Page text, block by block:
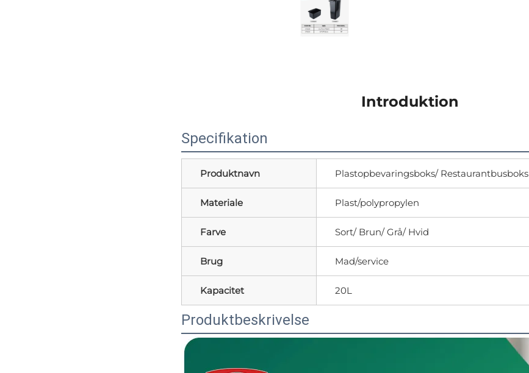
Introduktion
Specifikation
Produktnavn Plastopbevaringsboks/ Restaurantbusboks
Materiale Plast/polypropylen
Farve Sort/ Brun/ Grå/ Hvid
Brug Mad/service
Kapacitet 20L
Produktbeskrivelse